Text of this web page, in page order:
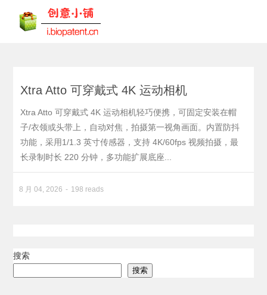
Xtra Atto 可穿戴式 4K 运动相机
Xtra Atto 可穿戴式 4K 运动相机轻巧便携，可固定安装在帽
子/衣领或头带上，自动对焦，拍摄第一视角画面。内置防抖
功能，采用1/1.3 英寸传感器，支持 4K/60fps 视频拍摄，最
长录制时长 220 分钟，多功能扩展底座...
8 月 04, 2026 198 reads
搜索
搜索